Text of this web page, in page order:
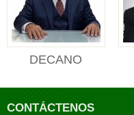
DECANO
Ciencias Forestales y
Ambienta...
CONTÁCTENOS